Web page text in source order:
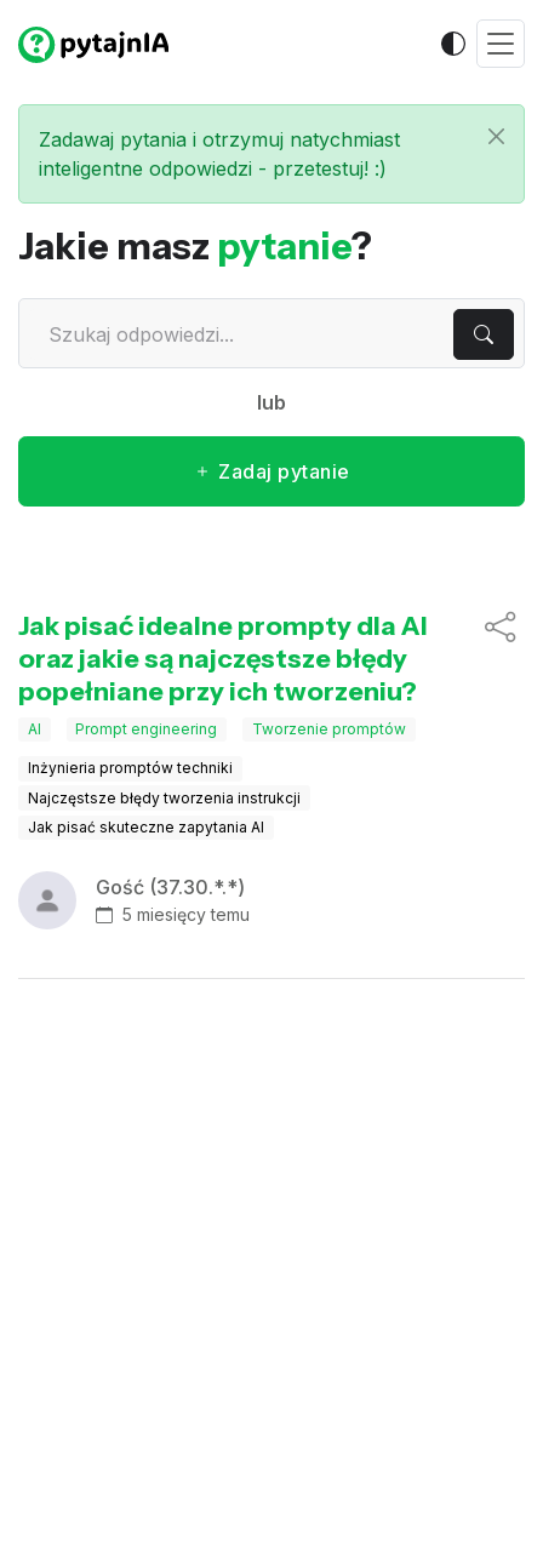
Zadawaj pytania i otrzymuj natychmiast
inteligentne odpowiedzi - przetestuj! :)
Jakie masz pytanie?
lub
Zadaj pytanie
Jak pisać idealne prompty dla AI
oraz jakie są najczęstsze błędy
popełniane przy ich tworzeniu?
AI Prompt engineering Tworzenie promptów
Inżynieria promptów techniki
Najczęstsze błędy tworzenia instrukcji
Jak pisać skuteczne zapytania AI
Gość (37.30.*.*)
5 miesięcy temu